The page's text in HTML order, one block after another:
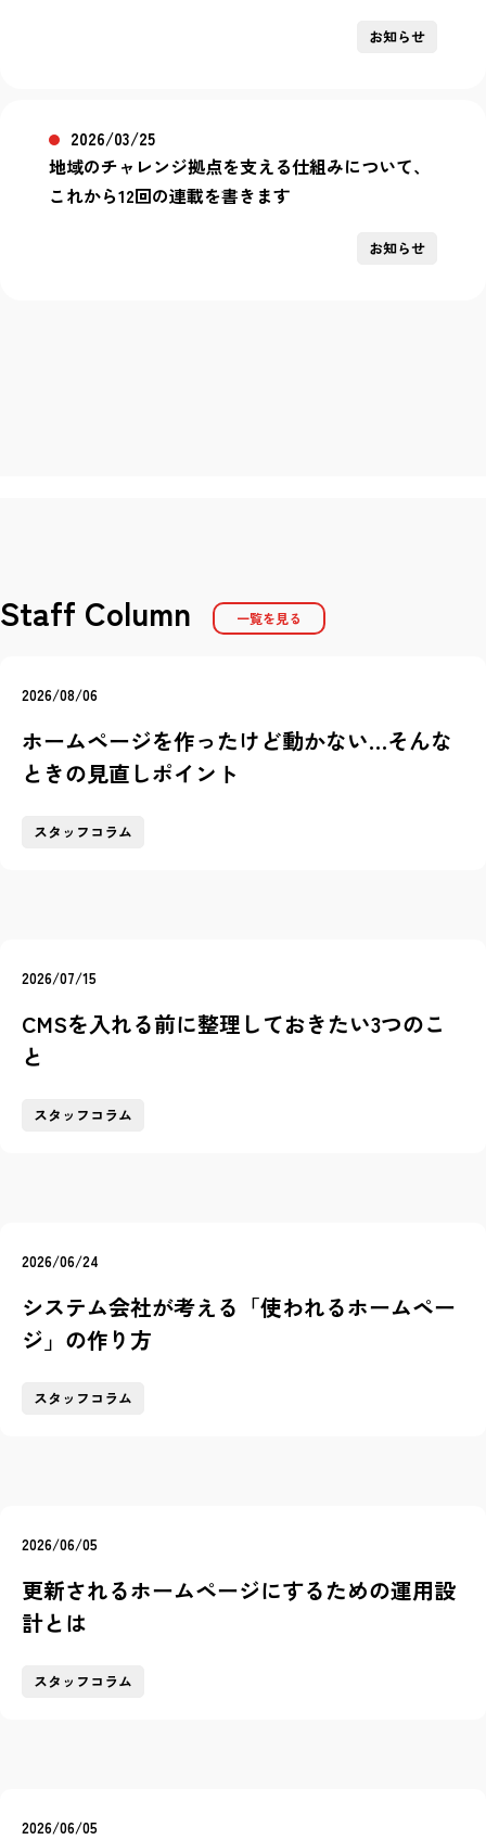
お知らせ
2026/03/25
地域のチャレンジ拠点を支える仕組みについて、
これから12回の連載を書きます
お知らせ
Staff Column 一覧を見る
2026/08/06
ホームページを作ったけど動かない…そんな
ときの見直しポイント
スタッフコラム
2026/07/15
CMSを入れる前に整理しておきたい3つのこ
と
スタッフコラム
2026/06/24
システム会社が考える「使われるホームペー
ジ」の作り方
スタッフコラム
2026/06/05
更新されるホームページにするための運用設
計とは
スタッフコラム
2026/06/05